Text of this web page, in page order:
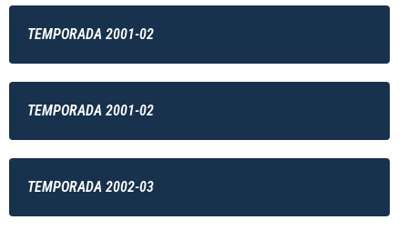
TEMPORADA 2001-02
TEMPORADA 2001-02
TEMPORADA 2002-03